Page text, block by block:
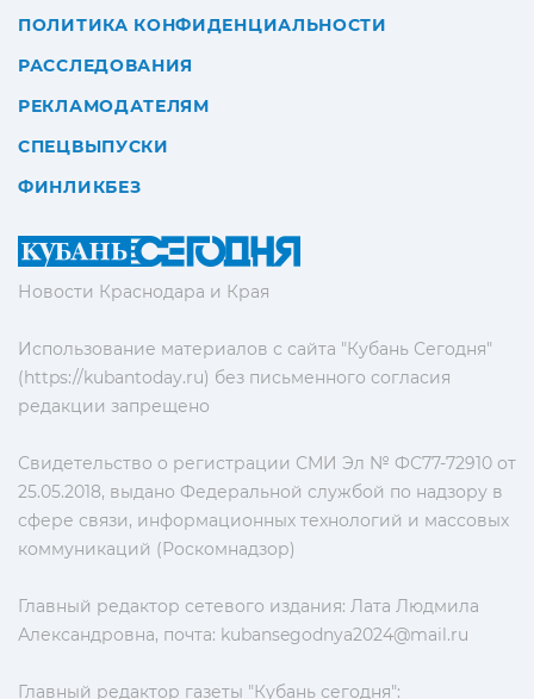
Новости Краснодара и Края
Использование материалов с сайта "Кубань Сегодня"
(https://kubantoday.ru) без письменного согласия
редакции запрещено
Свидетельство о регистрации СМИ Эл № ФС77-72910 от
25.05.2018, выдано Федеральной службой по надзору в
сфере связи, информационных технологий и массовых
коммуникаций (Роскомнадзор)
Главный редактор сетевого издания: Лата Людмила
Александровна, почта: kubansegodnya2024@mail.ru
Главный редактор газеты "Кубань сегодня":
ПОЛИТИКА КОНФИДЕНЦИАЛЬНОСТИ
РАССЛЕДОВАНИЯ
РЕКЛАМОДАТЕЛЯМ
СПЕЦВЫПУСКИ
ФИНЛИКБЕЗ